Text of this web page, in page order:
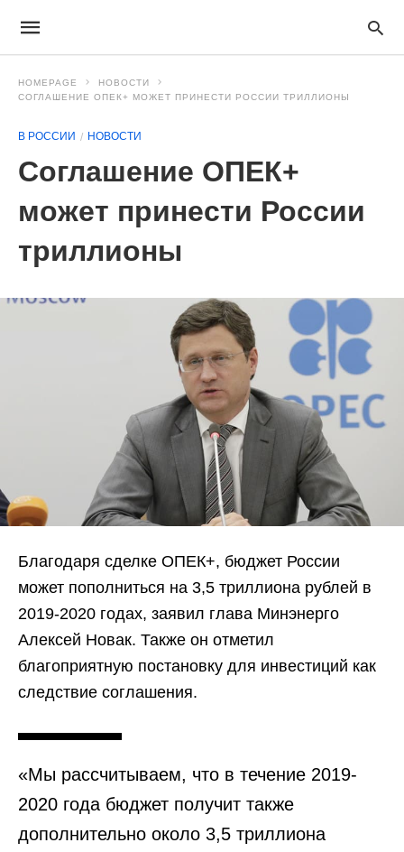
HOMEPAGE
НОВОСТИ
СОГЛАШЕНИЕ ОПЕК+ МОЖЕТ ПРИНЕСТИ РОССИИ ТРИЛЛИОНЫ
В РОССИИ НОВОСТИ
Соглашение ОПЕК+
может принести России
триллионы
Благодаря сделке ОПЕК+, бюджет России
может пополниться на 3,5 триллиона рублей в
2019-2020 годах, заявил глава Минэнерго
Алексей Новак. Также он отметил
благоприятную постановку для инвестиций как
следствие соглашения.
«Мы рассчитываем, что в течение 2019-
2020 года бюджет получит также
дополнительно около 3,5 триллиона